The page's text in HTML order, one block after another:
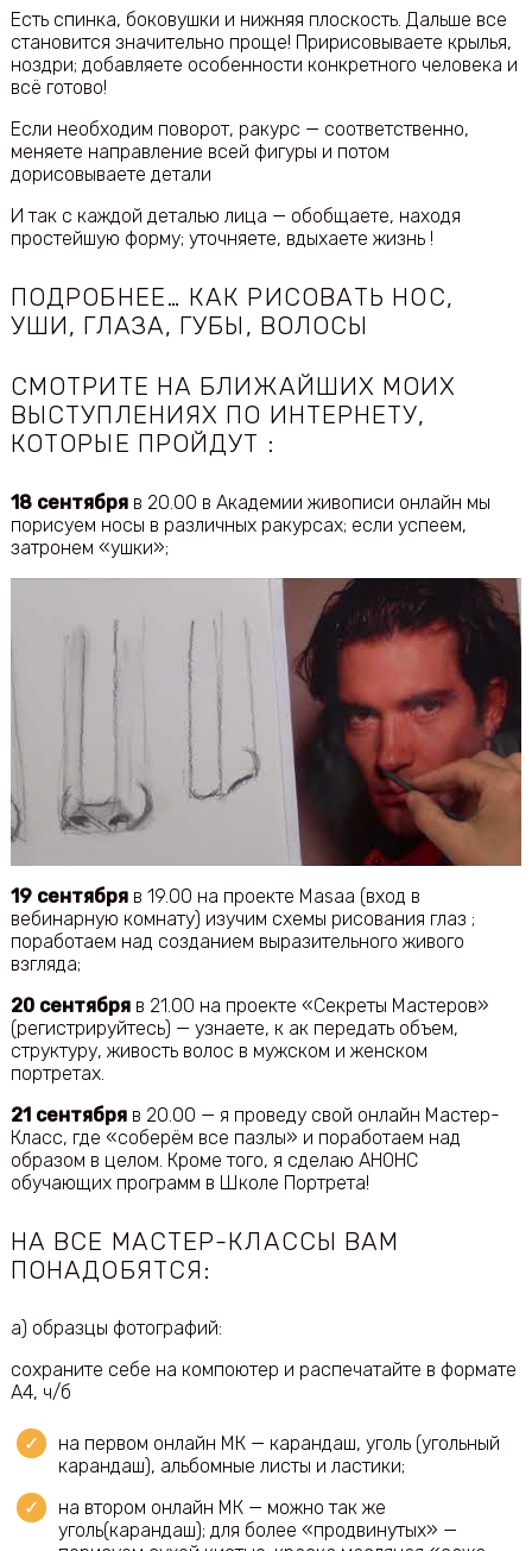
Есть спинка, боковушки и нижняя плоскость. Дальше все
становится значительно проще! Пририсовываете крылья,
ноздри; добавляете особенности конкретного человека и
всё готово!
Если необходим поворот, ракурс — соответственно,
меняете направление всей фигуры и потом
дорисовываете детали
И так с каждой деталью лица — обобщаете, находя
простейшую форму; уточняете, вдыхаете жизнь !
ПОДРОБНЕЕ… КАК РИСОВАТЬ НОС,
УШИ, ГЛАЗА, ГУБЫ, ВОЛОСЫ
СМОТРИТЕ НА БЛИЖАЙШИХ МОИХ
ВЫСТУПЛЕНИЯХ ПО ИНТЕРНЕТУ,
КОТОРЫЕ ПРОЙДУТ :
18 сентябряв 20.00 в Академии живописи онлайн мы
порисуем носы в различных ракурсах; если успеем,
затронем «ушки»;
19 сентябряв 19.00 на проекте Masaa (вход в
вебинарную комнату) изучим схемы рисования глаз ;
поработаем над созданием выразительного живого
взгляда;
20 сентябряв 21.00 на проекте «Секреты Мастеров»
(регистрируйтесь) — узнаете, к ак передать объем,
структуру, живость волос в мужском и женском
портретах.
21 сентябряв 20.00 — я проведу свой онлайн Мастер-
Класс, где «соберём все пазлы» и поработаем над
образом в целом. Кроме того, я сделаю АНОНС
обучающих программ в Школе Портрета!
НА ВСЕ МАСТЕР-КЛАССЫ ВАМ
ПОНАДОБЯТСЯ:
а) образцы фотографий:
сохраните себе на компоютер и распечатайте в формате
А4, ч/б
на первом онлайн МК — карандаш, уголь (угольный
карандаш), альбомные листы и ластики;
на втором онлайн МК — можно так же
уголь(карандаш); для более «продвинутых» —